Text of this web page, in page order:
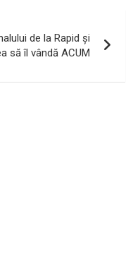
de la Rapid și
să îl vândă ACUM